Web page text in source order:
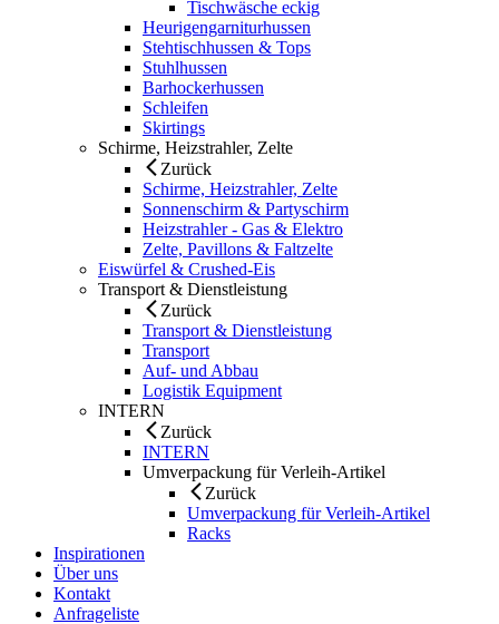
Tischwäsche eckig
Heurigengarniturhussen
Stehtischhussen & Tops
Stuhlhussen
Barhockerhussen
Schleifen
Skirtings
Schirme, Heizstrahler, Zelte
Zurück
Schirme, Heizstrahler, Zelte
Sonnenschirm & Partyschirm
Heizstrahler - Gas & Elektro
Zelte, Pavillons & Faltzelte
Eiswürfel & Crushed-Eis
Transport & Dienstleistung
Zurück
Transport & Dienstleistung
Transport
Auf- und Abbau
Logistik Equipment
INTERN
Zurück
INTERN
Umverpackung für Verleih-Artikel
Zurück
Umverpackung für Verleih-Artikel
Racks
Inspirationen
Über uns
Kontakt
Anfrageliste